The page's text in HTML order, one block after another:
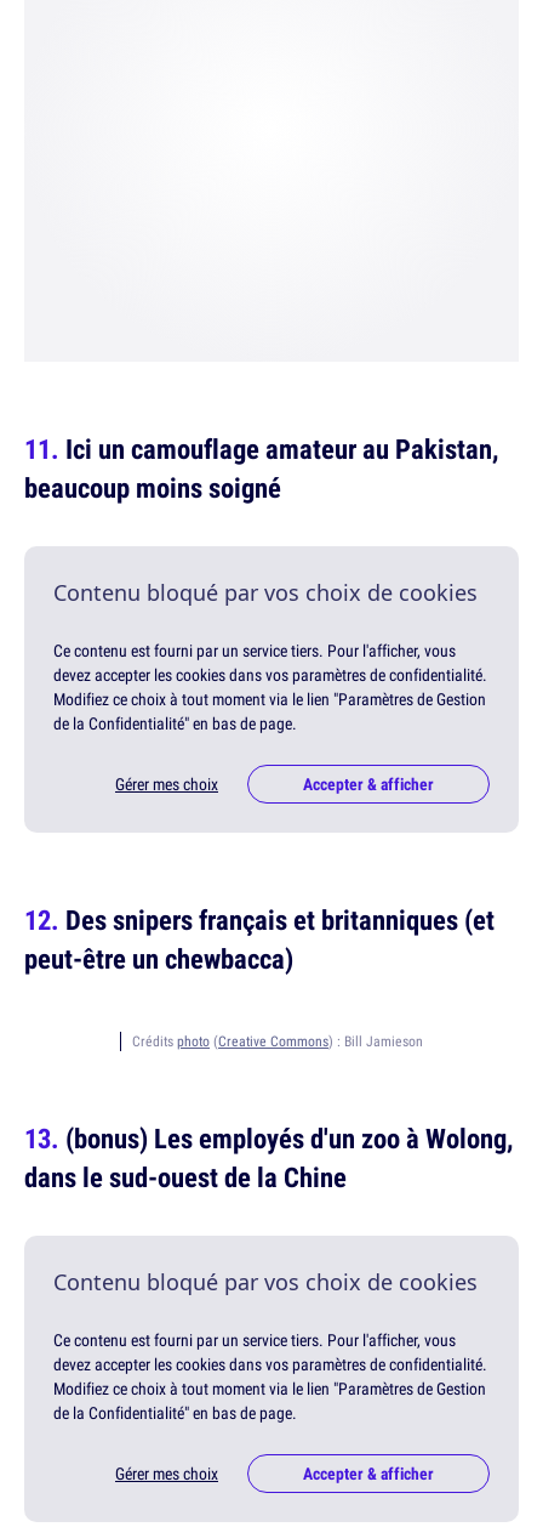
Ici un camouflage amateur au Pakistan,
beaucoup moins soigné
Contenu bloqué par vos choix de cookies
Ce contenu est fourni par un service tiers. Pour l'afficher, vous
devez accepter les cookies dans vos paramètres de confidentialité.
Modifiez ce choix à tout moment via le lien "Paramètres de Gestion
de la Confidentialité" en bas de page.
Gérer mes choix Accepter & afficher
Des snipers français et britanniques (et
peut-être un chewbacca)
Crédits photo (Creative Commons) : Bill Jamieson
(bonus) Les employés d'un zoo à Wolong,
dans le sud-ouest de la Chine
Contenu bloqué par vos choix de cookies
Ce contenu est fourni par un service tiers. Pour l'afficher, vous
devez accepter les cookies dans vos paramètres de confidentialité.
Modifiez ce choix à tout moment via le lien "Paramètres de Gestion
de la Confidentialité" en bas de page.
Gérer mes choix Accepter & afficher